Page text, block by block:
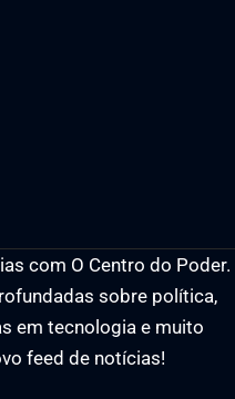
com O Centro do Poder.
sobre política,
em tecnologia e muito
feed de notícias!